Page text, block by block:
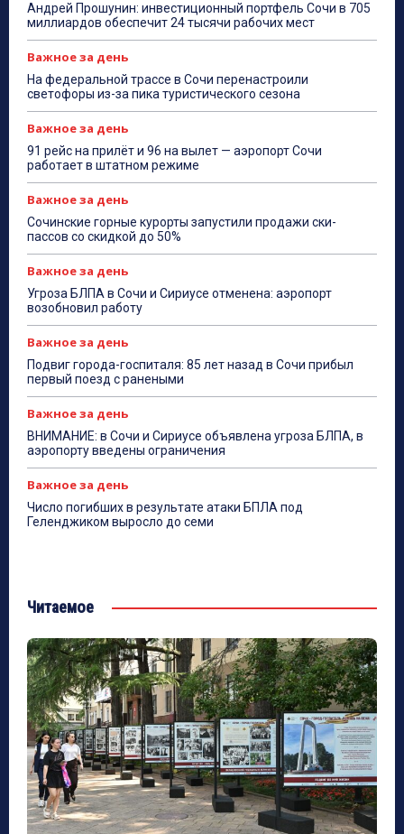
Андрей Прошунин: инвестиционный портфель Сочи в 705
миллиардов обеспечит 24 тысячи рабочих мест
Важное за день
На федеральной трассе в Сочи перенастроили
светофоры из-за пика туристического сезона
Важное за день
91 рейс на прилёт и 96 на вылет — аэропорт Сочи
работает в штатном режиме
Важное за день
Сочинские горные курорты запустили продажи ски-
пассов со скидкой до 50%
Важное за день
Угроза БЛПА в Сочи и Сириусе отменена: аэропорт
возобновил работу
Важное за день
Подвиг города-госпиталя: 85 лет назад в Сочи прибыл
первый поезд с ранеными
Важное за день
ВНИМАНИЕ: в Сочи и Сириусе объявлена угроза БЛПА, в
аэропорту введены ограничения
Важное за день
Число погибших в результате атаки БПЛА под
Геленджиком выросло до семи
Читаемое